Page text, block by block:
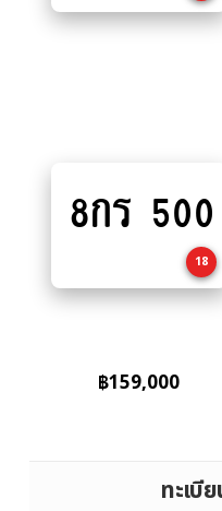
to
8กร 500
18
฿159,000
ทะเบี